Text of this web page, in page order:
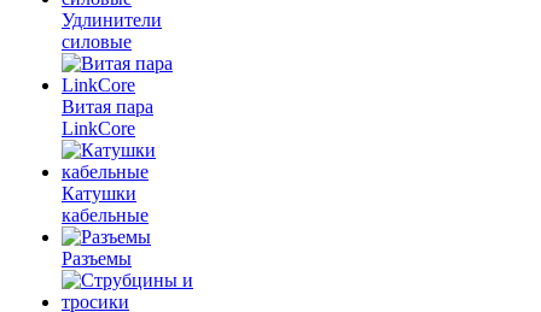
Удлинители
силовые
Витая пара
LinkCore
Катушки
кабельные
Разъемы